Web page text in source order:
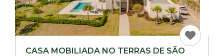
CASA MOBILIADA NO TERRAS DE SÃO